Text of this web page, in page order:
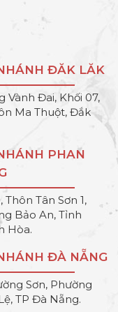
ĐĂK LĂK
Vành Đai, Khối 07,
Ma Thuột, Đắk
PHAN
Thôn Tân Sơn 1,
Bảo An, Tỉnh
Hòa.
ĐÀ NẴNG
Sơn, Phường
TP Đà Nẵng.